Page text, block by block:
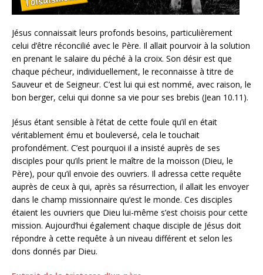
Jésus connaissait leurs profonds besoins, particulièrement
celui d’être réconcilié avec le Père. Il allait pourvoir à la solution
en prenant le salaire du péché à la croix. Son désir est que
chaque pécheur, individuellement, le reconnaisse à titre de
Sauveur et de Seigneur. C’est lui qui est nommé, avec raison, le
bon berger, celui qui donne sa vie pour ses brebis (Jean 10.11).
Jésus étant sensible à l’état de cette foule qu’il en était
véritablement ému et bouleversé, cela le touchait
profondément. C’est pourquoi il a insisté auprès de ses
disciples pour qu’ils prient le maître de la moisson (Dieu, le
Père), pour qu’il envoie des ouvriers. Il adressa cette requête
auprès de ceux à qui, après sa résurrection, il allait les envoyer
dans le champ missionnaire qu’est le monde. Ces disciples
étaient les ouvriers que Dieu lui-même s’est choisis pour cette
mission. Aujourd’hui également chaque disciple de Jésus doit
répondre à cette requête à un niveau différent et selon les
dons donnés par Dieu.